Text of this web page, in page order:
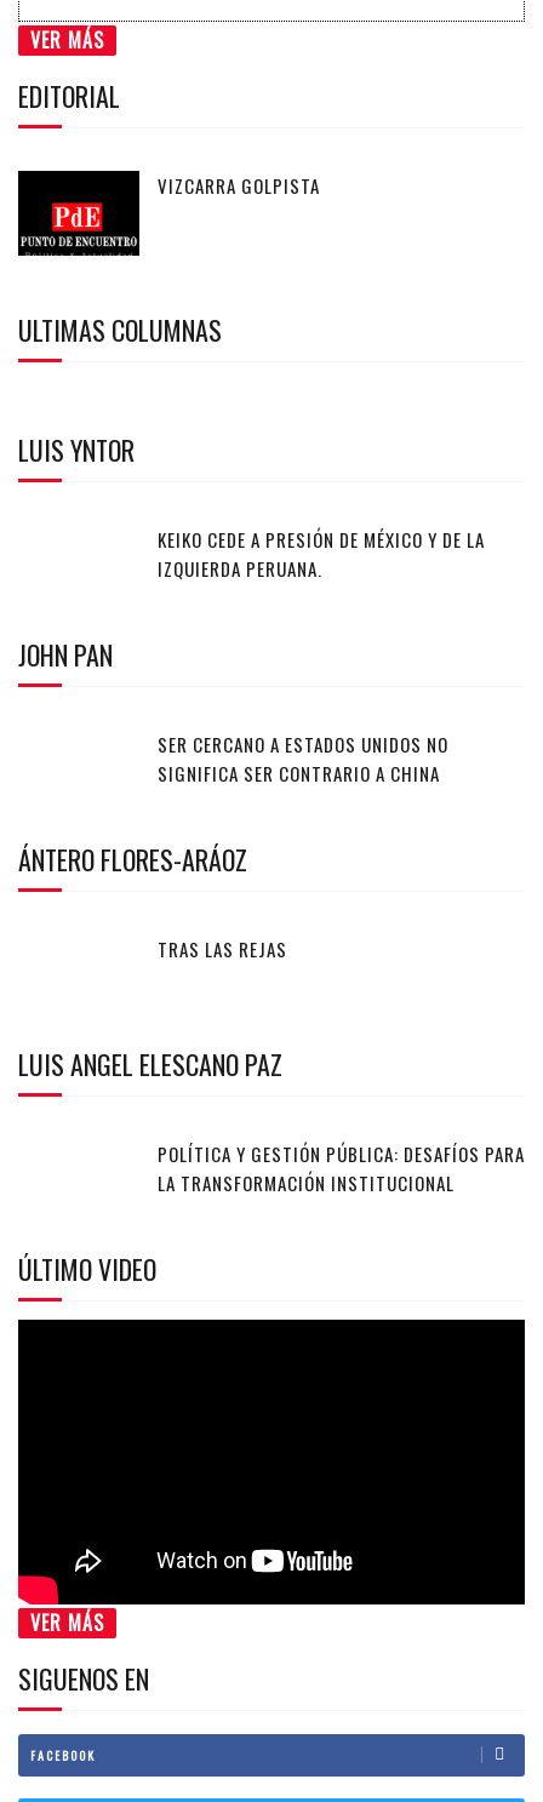
VER MÁS
EDITORIAL
VIZCARRA GOLPISTA
ULTIMAS COLUMNAS
LUIS YNTOR
KEIKO CEDE A PRESIÓN DE MÉXICO Y DE LA
IZQUIERDA PERUANA.
JOHN PAN
SER CERCANO A ESTADOS UNIDOS NO
SIGNIFICA SER CONTRARIO A CHINA
ÁNTERO FLORES-ARÁOZ
TRAS LAS REJAS
LUIS ANGEL ELESCANO PAZ
POLÍTICA Y GESTIÓN PÚBLICA: DESAFÍOS PARA
LA TRANSFORMACIÓN INSTITUCIONAL
ÚLTIMO VIDEO
VER MÁS
SIGUENOS EN
FACEBOOK